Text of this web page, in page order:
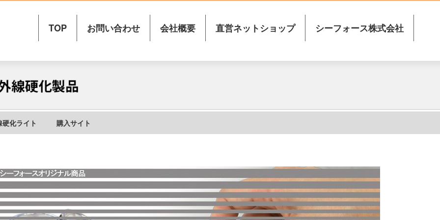
TOP お問い合わせ 会社概要 直営ネットショップ シーフォース株式会社
化ライト 購入サイト